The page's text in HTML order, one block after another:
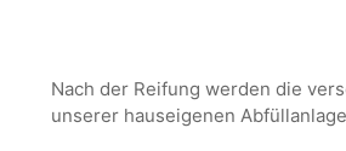
Nach der Reifung werden die
unserer hauseigenen